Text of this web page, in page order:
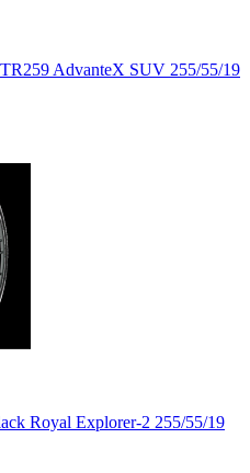
AdvanteX SUV 255/55/19
Royal Explorer-2 255/55/19